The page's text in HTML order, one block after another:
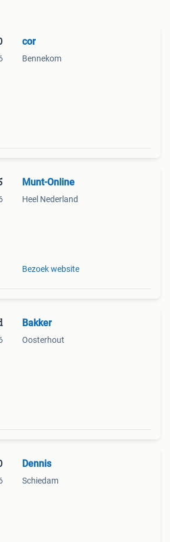
cor
Bennekom
Munt-Online
Heel Nederland
Bezoek website
Bakker
Oosterhout
Dennis
Schiedam